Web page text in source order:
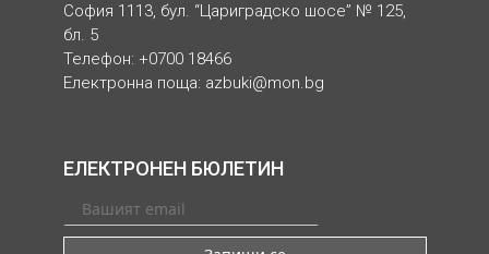
София 1113, бул. “Цариградско шосе” № 125,
бл. 5
Телефон: +0700 18466
Електронна поща: azbuki@mon.bg
ЕЛЕКТРОНЕН БЮЛЕТИН